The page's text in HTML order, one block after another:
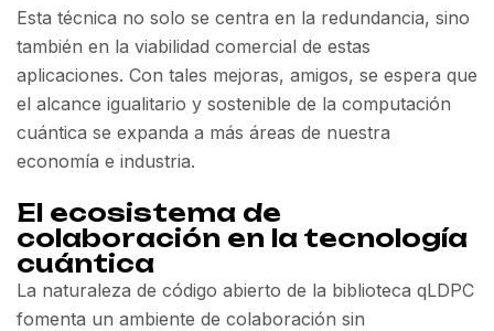
Esta técnica no solo se centra en la redundancia, sino
también en la viabilidad comercial de estas
aplicaciones. Con tales mejoras, amigos, se espera que
el alcance igualitario y sostenible de la computación
cuántica se expanda a más áreas de nuestra
economía e industria.
El ecosistema de
colaboración en la tecnología
cuántica
La naturaleza de código abierto de la biblioteca qLDPC
fomenta un ambiente de colaboración sin